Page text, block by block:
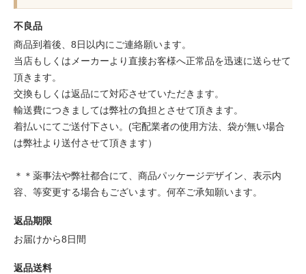
不良品
商品到着後、8日以内にご連絡願います。
当店もしくはメーカーより直接お客様へ正常品を迅速に送らせて
頂きます。
交換もしくは返品にて対応させていただきます。
輸送費につきましては弊社の負担とさせて頂きます。
着払いにてご送付下さい。(宅配業者の使用方法、袋が無い場合
は弊社より送付させて頂きます）
＊＊薬事法や弊社都合にて、商品パッケージデザイン、表示内
容、等変更する場合もございます。何卒ご承知願います。
返品期限
お届けから8日間
返品送料